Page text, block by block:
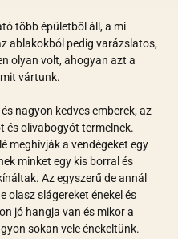
több épületből áll, a mi
ablakokból pedig varázslatos,
olyan volt, ahogyan azt a
vártunk.
nagyon kedves emberek, az
és olivabogyót termelnek.
meghívják a vendégeket egy
minket egy kis borral és
Az egyszerű de annál
olasz slágereket énekel és
jó hangja van és mikor a
sokan vele énekeltünk.